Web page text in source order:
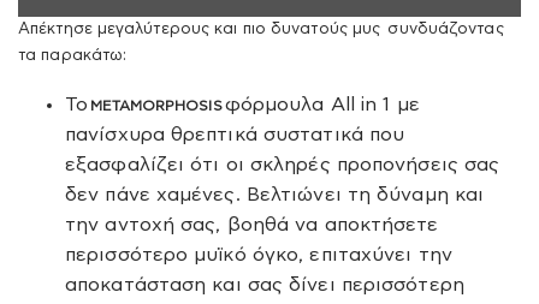
Απέκτησε μεγαλύτερους και πιο δυνατούς μυς συνδυάζοντας
τα παρακάτω:
Το METAMORPHOSISφόρμουλα All in 1 με
πανίσχυρα θρεπτικά συστατικά που
εξασφαλίζει ότι οι σκληρές προπονήσεις σας
δεν πάνε χαμένες. Βελτιώνει τη δύναμη και
την αντοχή σας, βοηθά να αποκτήσετε
περισσότερο μυϊκό όγκο, επιταχύνει την
αποκατάσταση και σας δίνει περισσότερη